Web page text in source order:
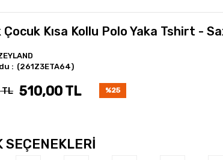
Çocuk Kısa Kollu Polo Yaka Tshirt -
(261Z3ETA64)
510,00 TL %25
SEÇENEKLERI